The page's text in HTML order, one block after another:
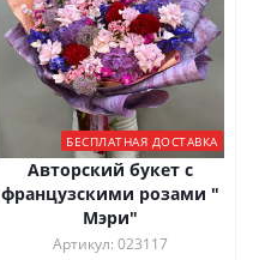
БЕСПЛАТНАЯ ДОСТАВКА
Авторский букет с
французскими розами "
Мэри"
Артикул: 023117